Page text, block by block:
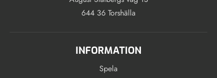
INFORMATION
Spela
644 36 Torshälla